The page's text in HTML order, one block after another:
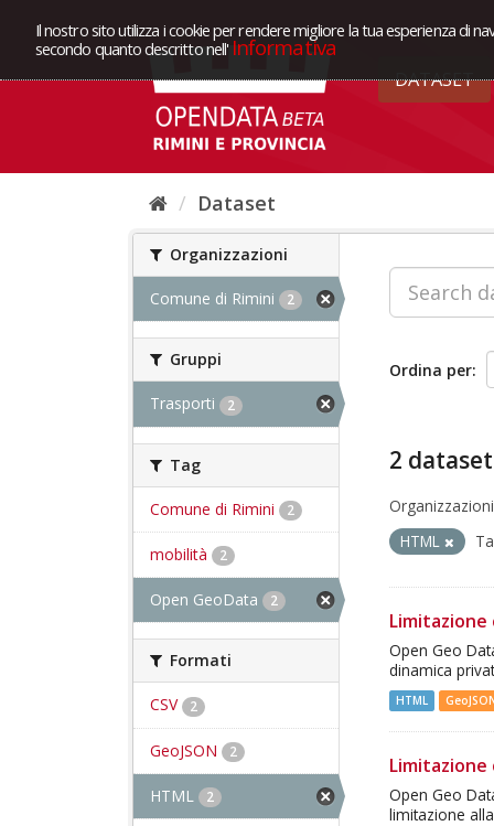
Il nostro sito utilizza i cookie per rendere migliore la tua esperienza di
secondo quanto descritto nell' Informativa
DATASET
Dataset
Organizzazioni
Comune di Rimini 2
Gruppi
Trasporti 2
Tag
Comune di Rimini 2
mobilità 2
Open GeoData 2
Formati
CSV 2
GeoJSON 2
HTML 2
Ordina per
2
HTML
Limitazione
Open Geo
dinamica
HTML
Limitazione
Open Geo
limitazione